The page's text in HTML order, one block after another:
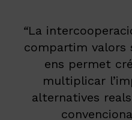
“La
compartim valors
ens permet
multiplicar
alternatives